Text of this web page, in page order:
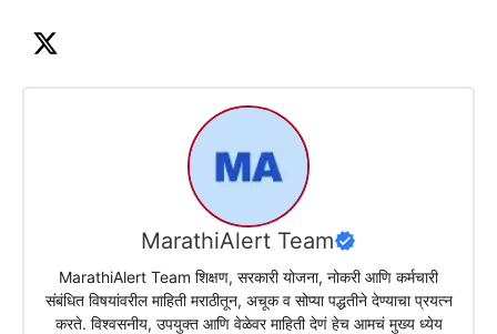
MarathiAlert Team
MarathiAlert Team शिक्षण, सरकारी योजना, नोकरी आणि कर्मचारी
संबंधित विषयांवरील माहिती मराठीतून, अचूक व सोप्या पद्धतीने देण्याचा प्रयत्न
करते. विश्वसनीय, उपयुक्त आणि वेळेवर माहिती देणं हेच आमचं मुख्य ध्येय